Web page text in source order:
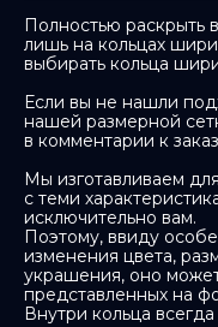
Полностью раскрыть
лишь на кольцах
выбирать кольца
Если вы не нашли
нашей размерной
в комментарии к
Мы изготавливаем
с теми
исключительно вам.
Поэтому, ввиду
изменения цвета,
украшения, оно
представленных на
Внутри кольца